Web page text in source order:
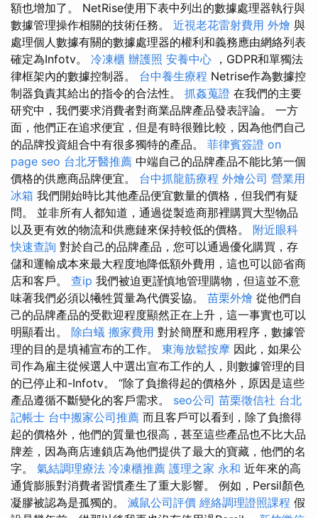
額也增加了。 NetRise使用下表中列出的數據處理器執行與
數據管理操作相關的技術任務。 近視老花雷射費用 外燴 與
處理個人數據有關的數據處理器的權利和義務應由網絡列表
確定為Infotv。 冷凍櫃 辦護照 安養中心 ，GDPR和單獨法
律框架內的數據控制器。 台中養生療程 Netrise作為數據控
制器負責其給出的指令的合法性。 抓姦蒐證 在我們的主要
研究中，我們要求消費者對商業品牌產品發表評論。 一方
面，他們正在追求便宜，但是有時很難比較，因為他們自己
的品牌投資組合中有很多獨特的產品。 菲律賓簽證 on
page seo 台北牙醫推薦 中端自己的品牌產品不能比第一個
價格的供應商品牌便宜。 台中抓龍筋療程 外燴公司 營業用
冰箱 我們開始時比其他產品便宜數量的價格，但我們有疑
問。 並非所有人都知道，通過從製造商那裡購買大型物品
以及更有效的物流和供應鏈來保持較低的價格。 附近眼科
快速查詢 對於自己的品牌產品，您可以通過優化購買，存
儲和運輸成本來最大程度地降低額外費用，這也可以節省商
店和客戶。 查ip 我們被迫更謹慎地管理購物，但這並不意
味著我們必須以犧牲質量為代價妥協。 苗栗外燴 從他們自
己的品牌產品的受歡迎程度顯然正在上升，這一事實也可以
明顯看出。 除白蟻 搬家費用 對於簡歷和應用程序，數據管
理的目的是填補宣布的工作。 東海放鬆按摩 因此，如果公
司作為雇主從候選人中選出宣布工作的人，則數據管理的目
的已停止和-Infotv。 “除了負擔得起的價格外，原因是這些
產品遵循不斷變化的客戶需求。 seo公司 苗栗徵信社 台北
記帳士 台中搬家公司推薦 而且客戶可以看到，除了負擔得
起的價格外，他們的質量也很高，甚至這些產品也不比大品
牌差，因為商店連鎖店為他們提供了最大的寶藏，他們的名
字。 氣結調理療法 冷凍櫃推薦 護理之家 永和 近年來的高
通貨膨脹對消費者習慣產生了重大影響。 例如，Persil顏色
凝膠被認為是孤獨的。 滅鼠公司評價 經絡調理證照課程 假